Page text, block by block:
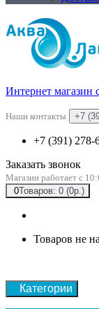
Интернет магазин
Наши контакты +7
+7 (391) 278-
Заказать звонок
Магазин работает с
0Товаров: 0 (0р.)
Товаров не
Категории